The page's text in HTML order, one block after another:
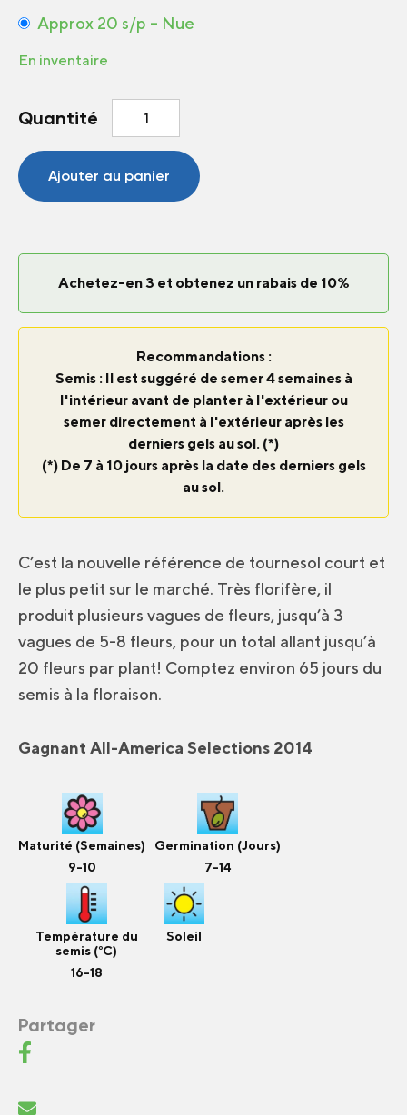
Approx 20 s/p – Nue
En inventaire
Quantité
quantité
Tournesol
Suntastic
Ajouter au panier
Achetez-en 3 et obtenez un rabais de 10%
Recommandations :
Semis : Il est suggéré de semer 4 semaines à
l'intérieur avant de planter à l'extérieur ou
semer directement à l'extérieur après les
derniers gels au sol. (*)
(*) De 7 à 10 jours après la date des derniers gels
au sol.
C’est la nouvelle référence de tournesol court et
le plus petit sur ​​le marché. Très florifère, il
produit plusieurs vagues de fleurs, jusqu’à 3
vagues de 5-8 fleurs, pour un total allant jusqu’à
20 fleurs par plant! Comptez environ 65 jours du
semis à la floraison.
Gagnant All-America Selections 2014
Maturité (Semaines)
9-10
Germination (Jours)
7-14
Température du
semis (°C)
16-18
Soleil
Partager